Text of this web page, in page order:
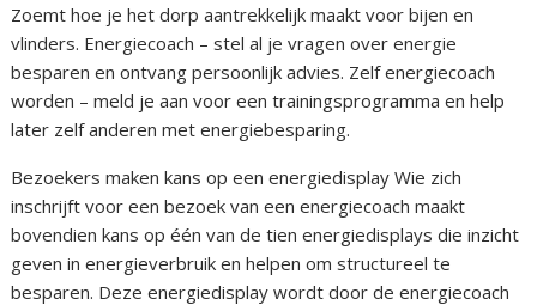
Zoemt hoe je het dorp aantrekkelijk maakt voor bijen en
vlinders. Energiecoach – stel al je vragen over energie
besparen en ontvang persoonlijk advies. Zelf energiecoach
worden – meld je aan voor een trainingsprogramma en help
later zelf anderen met energiebesparing.
Bezoekers maken kans op een energiedisplay Wie zich
inschrijft voor een bezoek van een energiecoach maakt
bovendien kans op één van de tien energiedisplays die inzicht
geven in energieverbruik en helpen om structureel te
besparen. Deze energiedisplay wordt door de energiecoach